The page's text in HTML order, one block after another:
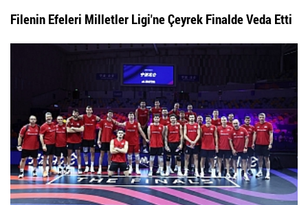
Filenin Efeleri Milletler Ligi'ne Çeyrek Finalde Veda Etti